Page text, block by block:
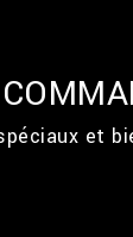
et